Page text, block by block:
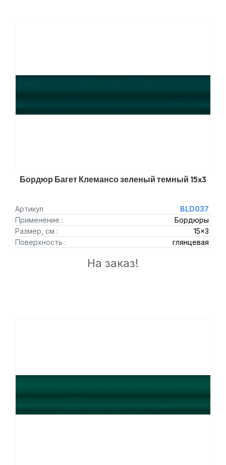
Бордюр Багет Клемансо зеленый темный 15x3
Артикул
BLD037
Применение :
Бордюры
Размер, см :
15x3
Поверхность :
глянцевая
На заказ!